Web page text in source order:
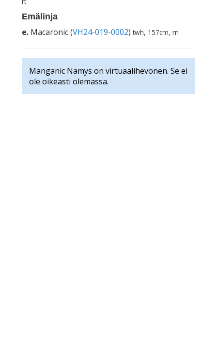
Emälinja
e. Macaronic (VH24-019-0002)twh, 157cm, rn
Manganic Namys on virtuaalihevonen. Se ei
ole oikeasti olemassa.